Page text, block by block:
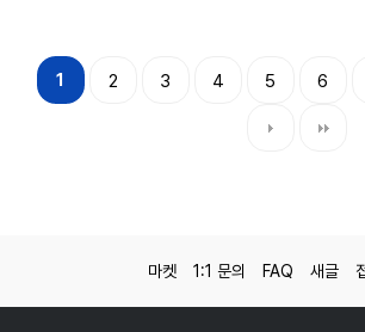
1 2 3 4 5 6
마켓 1:1 문의 FAQ 새글